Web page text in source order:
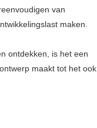
van
maken.
ontdekken, is het een
maakt tot het ook